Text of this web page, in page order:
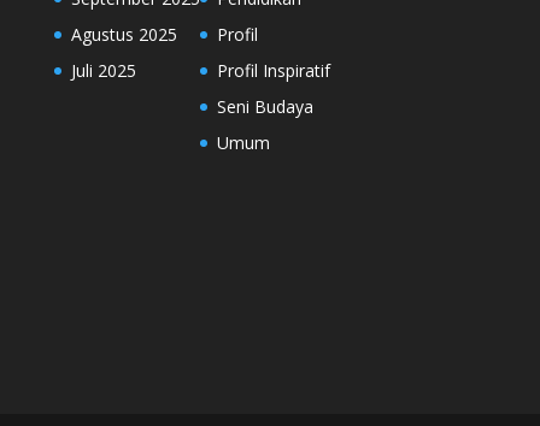
Agustus 2025
Juli 2025
Profil
Profil Inspiratif
Seni Budaya
Umum